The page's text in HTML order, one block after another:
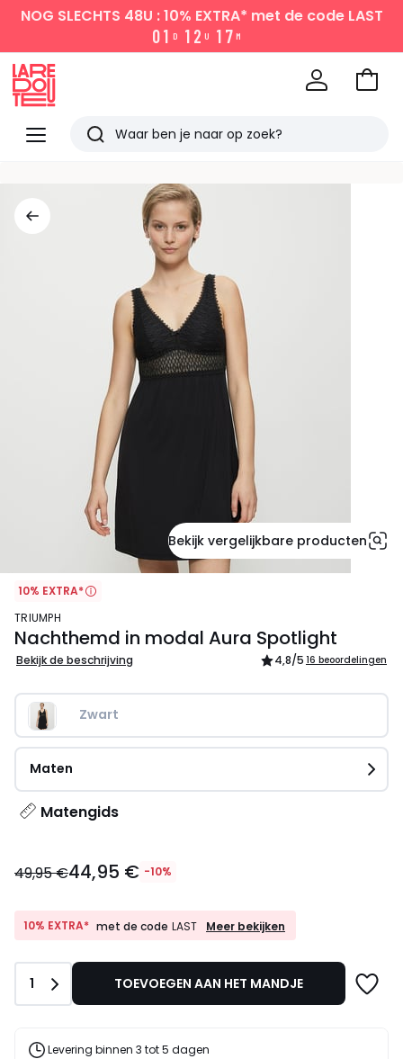
NOG SLECHTS 48U : 10% EXTRA* met de code LAST
01 D 1 2 U 1 7 M
Menu
Redoute
Zoeken
bekeken
Naar
Bekijk vergelijkbare producten
10% EXTRA*
TRIUMPH
Nachthemd in modal Aura Spotlight
Bekijk de beschrijving 4,8/5 16 beoordelingen
Zwart
Maten
Matengids
€
van
€
10%
49,95 €44,95 € -10%
10% EXTRA* met de code LAST
10%
code
LAST
Meer bekijken
Aantal
1 TOEVOEGEN AAN HET MANDJE
Levering binnen 3 tot 5 dagen